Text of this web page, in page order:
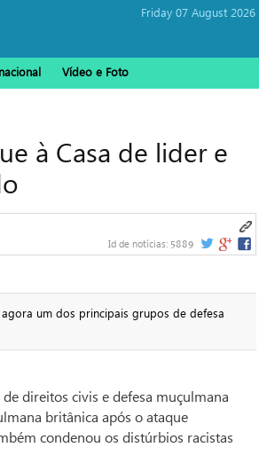
Friday 07 August 2026 ,
Vídeo e Foto
à Casa de lider e
Id de notícias: 5889
um dos principais grupos de defesa
direitos civis e defesa muçulmana
britânica após o ataque
condenou os distúrbios racistas